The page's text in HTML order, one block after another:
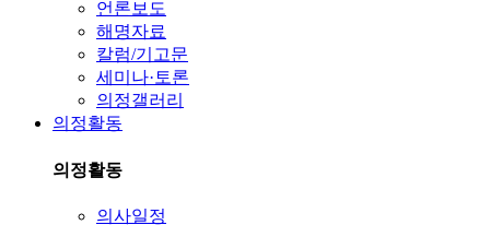
언론보도
해명자료
칼럼/기고문
세미나·토론
의정갤러리
의정활동
의정활동
의사일정